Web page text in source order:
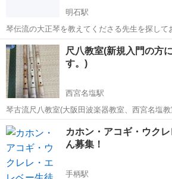
明石駅
琴伝流の大正琴を教えてくださる先生を探して
がありましたら教えてください。 よろしくお
兵庫 明石市 明石駅 その他 先生
尺八教室(新規入門の方
す。)
西宮名塩駅
琴古流尺八教室(大阪田波楽器教室、西宮名塩
古流尺八奏者、竹盟社師範、NHK邦楽オーディ
出演多数等) 初心者、経験者を問いません。 基
古典から現代曲まで全て...
兵庫 その他
カホン・アコギ・ウク
ん募集！
手柄駅